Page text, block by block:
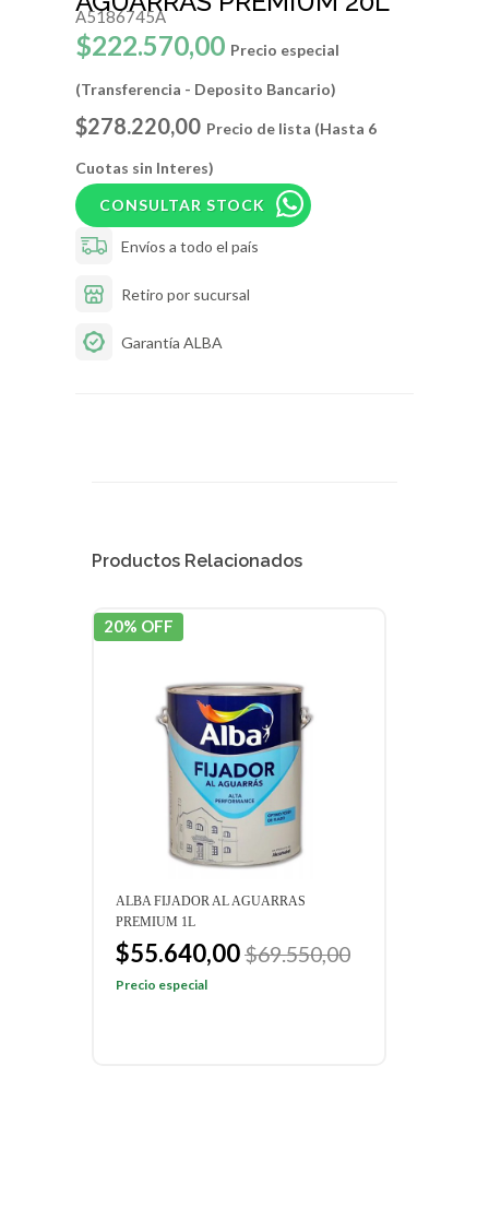
A5186745A
$222.570,00 Precio especial
(Transferencia - Deposito Bancario)
$278.220,00 Precio de lista (Hasta 6
Cuotas sin Interes)
CONSULTAR STOCK
Envíos a todo el país
Retiro por sucursal
Garantía ALBA
Productos Relacionados
20% OFF
ALBA FIJADOR AL AGUARRAS
PREMIUM 1L
$55.640,00$69.550,00
Precio especial